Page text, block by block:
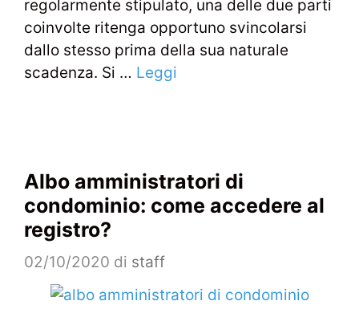
regolarmente stipulato, una delle due parti
coinvolte ritenga opportuno svincolarsi
dallo stesso prima della sua naturale
scadenza. Si … Leggi
Albo amministratori di
condominio: come accedere al
registro?
02/10/2020 di staff